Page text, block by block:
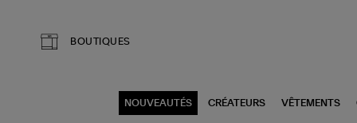
BOUTIQUES
NOUVEAUTÉS CRÉATEURS VÊTEMENTS